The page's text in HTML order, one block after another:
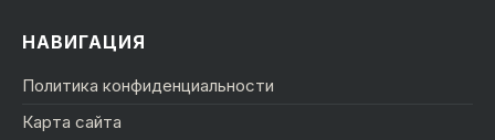
НАВИГАЦИЯ
Политика конфиденциальности
Карта сайта